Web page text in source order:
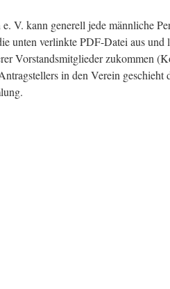
V. kann generell jede männliche
unten verlinkte PDF-Datei aus und
Vorstandsmitglieder zukommen
in den Verein geschieht